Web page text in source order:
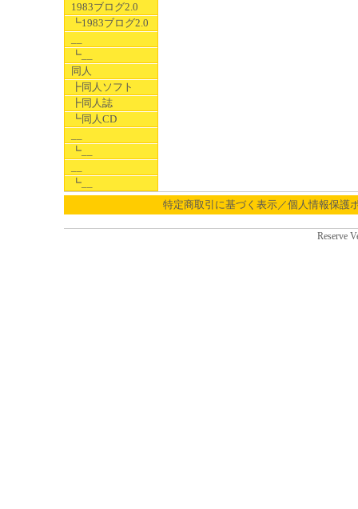
1983ブログ2.0
┗1983ブログ2.0
┗__
同人
┣同人ソフト
┣同人誌
┗同人CD
┗__
┗__
特定商取引に基づく表示／個人情報保護
Reserve